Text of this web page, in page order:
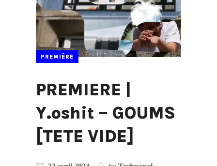
PREMIÈRE
PREMIERE |
Y.oshit – GOUMS
[TETE VIDE]